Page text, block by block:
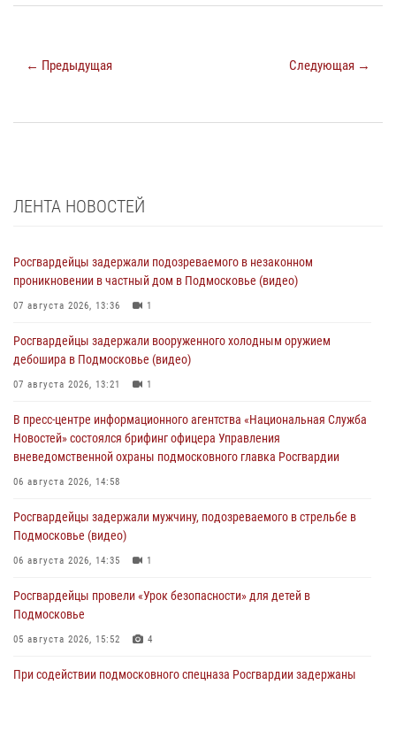
← Предыдущая Следующая →
ЛЕНТА НОВОСТЕЙ
Росгвардейцы задержали подозреваемого в незаконном
проникновении в частный дом в Подмосковье (видео)
07 августа 2026, 13:36 1
Росгвардейцы задержали вооруженного холодным оружием
дебошира в Подмосковье (видео)
07 августа 2026, 13:21 1
В пресс-центре информационного агентства «Национальная Служба
Новостей» состоялся брифинг офицера Управления
вневедомственной охраны подмосковного главка Росгвардии
06 августа 2026, 14:58
Росгвардейцы задержали мужчину, подозреваемого в стрельбе в
Подмосковье (видео)
06 августа 2026, 14:35 1
Росгвардейцы провели «Урок безопасности» для детей в
Подмосковье
05 августа 2026, 15:52 4
При содействии подмосковного спецназа Росгвардии задержаны